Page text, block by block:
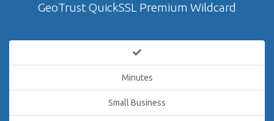
GeoTrust QuickSSL Premium Wildcard
Minutes
Small Business